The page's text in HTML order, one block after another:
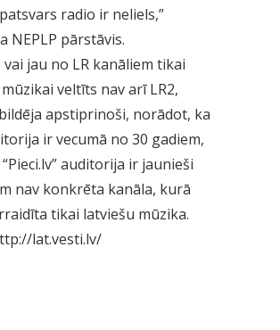
radio ir neliels,”
NEPLP pārstāvis.
jau no LR kanāliem tikai
veltīts nav arī LR2,
apstiprinoši, norādot, ka
ir vecumā no 30 gadiem,
auditorija ir jaunieši
nav konkrēta kanāla, kurā
tikai latviešu mūzika.
lat.vesti.lv/